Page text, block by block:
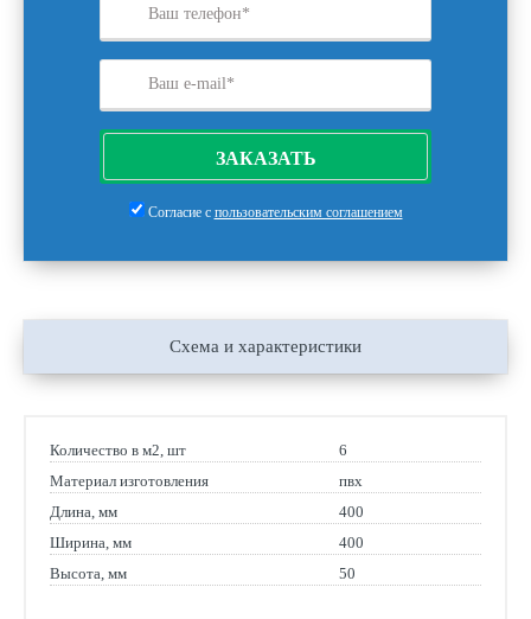
ЗАКАЗАТЬ
Согласие с пользовательским соглашением
Схема и характеристики
Количество в м2, шт
6
Материал изготовления
пвх
Длина, мм
400
Ширина, мм
400
Высота, мм
50